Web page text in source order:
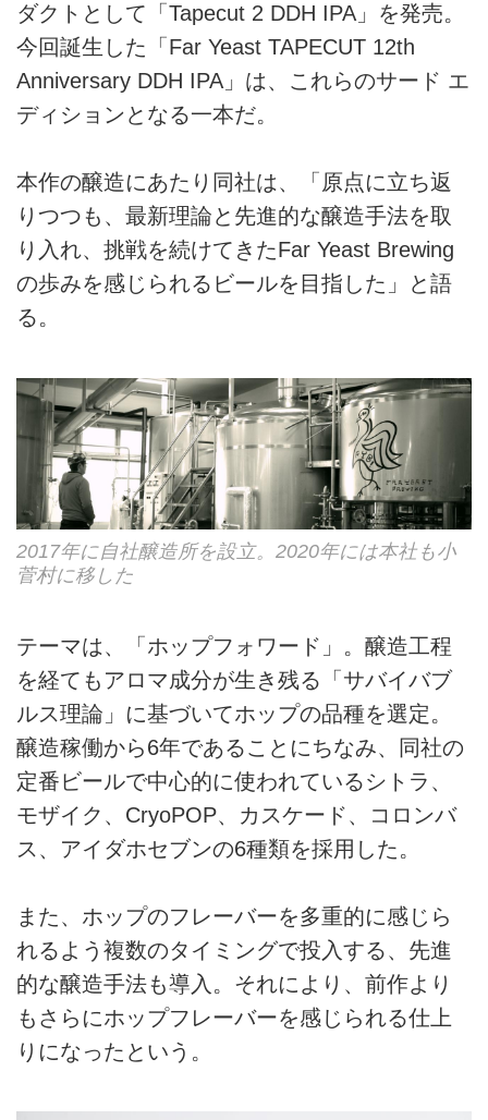
ダクトとして「Tapecut 2 DDH IPA」を発売。
今回誕生した「Far Yeast TAPECUT 12th
Anniversary DDH IPA」は、これらのサード エ
ディションとなる一本だ。
本作の醸造にあたり同社は、「原点に立ち返
りつつも、最新理論と先進的な醸造手法を取
り入れ、挑戦を続けてきたFar Yeast Brewing
の歩みを感じられるビールを目指した」と語
る。
2017年に自社醸造所を設立。2020年には本社も小
菅村に移した
テーマは、「ホップフォワード」。醸造工程
を経てもアロマ成分が生き残る「サバイバブ
ルス理論」に基づいてホップの品種を選定。
醸造稼働から6年であることにちなみ、同社の
定番ビールで中心的に使われているシトラ、
モザイク、CryoPOP、カスケード、コロンバ
ス、アイダホセブンの6種類を採用した。
また、ホップのフレーバーを多重的に感じら
れるよう複数のタイミングで投入する、先進
的な醸造手法も導入。それにより、前作より
もさらにホップフレーバーを感じられる仕上
りになったという。